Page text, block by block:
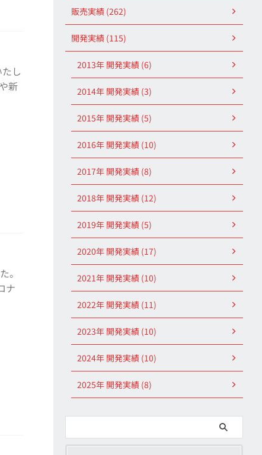
し
新
。
ナ
販売実績 (262)
開発実績 (115)
2013年 開発実績 (6)
2014年 開発実績 (3)
2015年 開発実績 (5)
2016年 開発実績 (10)
2017年 開発実績 (8)
2018年 開発実績 (12)
2019年 開発実績 (5)
2020年 開発実績 (17)
2021年 開発実績 (10)
2022年 開発実績 (11)
2023年 開発実績 (10)
2024年 開発実績 (10)
2025年 開発実績 (8)